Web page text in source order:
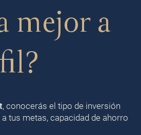
mejor a
, conocerás el tipo de inversión
tus metas, capacidad de ahorro